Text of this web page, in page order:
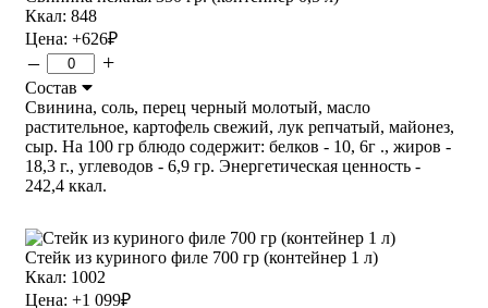
Ккал: 848
Цена: +626₽
– +
Состав
Свинина, соль, перец черный молотый, масло
растительное, картофель свежий, лук репчатый, майонез,
сыр. На 100 гр блюдо содержит: белков - 10, 6г ., жиров -
18,3 г., углеводов - 6,9 гр. Энергетическая ценность -
242,4 ккал.
Стейк из куриного филе 700 гр (контейнер 1 л)
Ккал: 1002
Цена: +1 099₽